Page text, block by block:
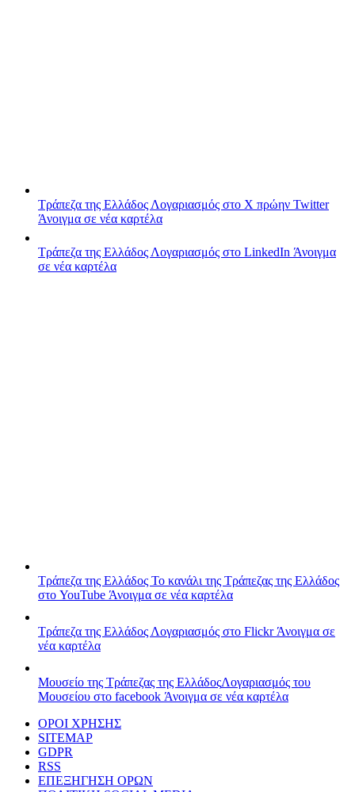
Τράπεζα της Ελλάδος Λογαριασμός στο X πρώην Twitter
Άνοιγμα σε νέα καρτέλα
Τράπεζα της Ελλάδος Λογαριασμός στο LinkedIn Άνοιγμα
σε νέα καρτέλα
Τράπεζα της Ελλάδος Το κανάλι της Τράπεζας της Ελλάδος
στο YouTube Άνοιγμα σε νέα καρτέλα
Τράπεζα της Ελλάδος Λογαριασμός στο FlickrΆνοιγμα σε
νέα καρτέλα
Μουσείο της Τράπεζας της ΕλλάδοςΛογαριασμός του
Μουσείου στο facebook Άνοιγμα σε νέα καρτέλα
ΟΡΟΙ ΧΡΗΣΗΣ
SITEMAP
GDPR
RSS
ΕΠΕΞΗΓΗΣΗ ΟΡΩΝ